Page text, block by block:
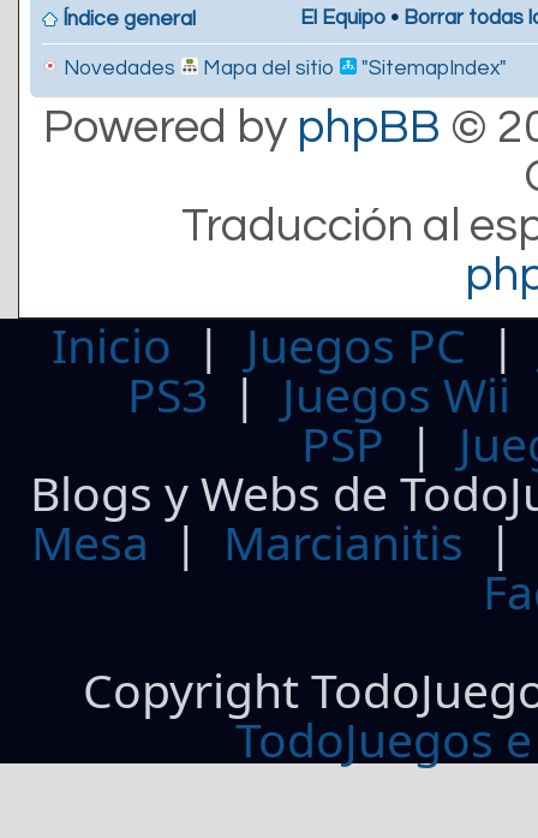
Índice general El Equipo • Borrar todas
Novedades Mapa del sitio "SitemapIndex"
Powered by phpBB ©
Traducción al
Inicio | Juegos PC
PS3| Juegos Wii
PSP |
Blogs y Webs de
Mesa | Marcianitis |
Copyright
TodoJuegos